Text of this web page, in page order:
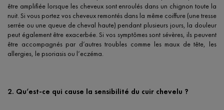
être amplifiée lorsque les cheveux sont enroulés dans un chignon toute la
nuit. Si vous portez vos cheveux remontés dans la même coiffure (une tresse
serrée ou une queue de cheval haute) pendant plusieurs jours, la douleur
peut également être exacerbée. Si vos symptômes sont sévères, ils peuvent
être accompagnés par d’autres troubles comme les maux de tête, les
allergies, le psoriasis ou l’eczéma.
2. Qu’est-ce qui cause la sensibilité du cuir chevelu ?